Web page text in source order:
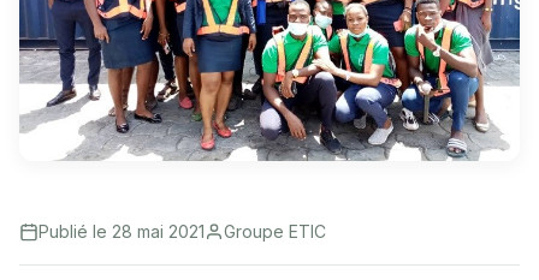
Publié le 28 mai 2021 Groupe ETIC